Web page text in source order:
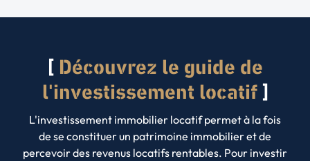
Découvrez le guide de
l'investissement locatif
L'investissement immobilier locatif permet à la fois
de se constituer un patrimoine immobilier et de
percevoir des revenus locatifs rentables. Pour investir